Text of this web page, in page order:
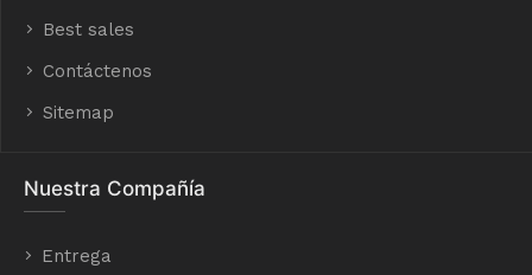
Best sales
Contáctenos
Sitemap
Nuestra Compañía
Entrega